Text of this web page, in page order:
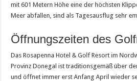
mit 601 Metern Hö he eine der höchsten
Meer abfallen, sind als Tagesausflug sehr
Öffnungszeiten des
Das Rosapenna Hotel & Golf Resort im
Provinz Donegal ist traditionsgemäß ü ber
undöffnet immer erst Anfang April wieder